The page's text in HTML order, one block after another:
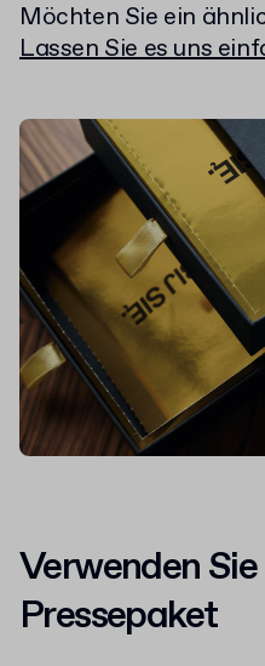
Möchten Sie ein
Lassen Sie es uns
Verwenden Sie
Pressepaket